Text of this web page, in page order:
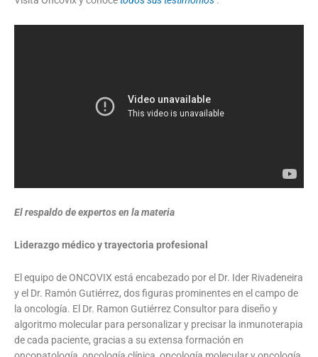
El respaldo de expertos en la materia
Liderazgo médico y trayectoria profesional
El equipo de ONCOVIX está encabezado por el Dr. Ider Rivadeneira
y el Dr. Ramón Gutiérrez, dos figuras prominentes en el campo de
la oncología. El Dr. Ramon Gutiérrez Consultor para diseño y
algoritmo molecular para personalizar y precisar la inmunoterapia
de cada paciente, gracias a su extensa formación en